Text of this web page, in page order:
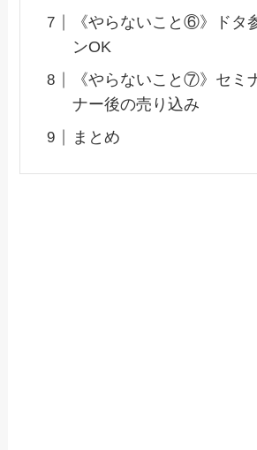
《やらないこと⑥》ドタ
ンOK
《やらないこと⑦》セミ
ナー後の売り込み
まとめ